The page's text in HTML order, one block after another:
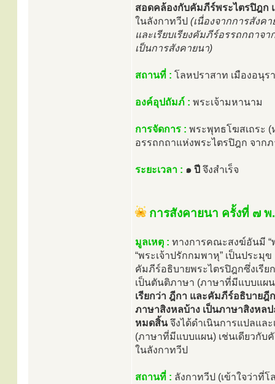
สอดคล้องกับคัมภีร์พระไตรปิฎก
ในลังกาทวีป (เนื่องจากการสังค
และเรียบเรียงคัมภีร์อรรถกถาจ
เป็นการสังคายนา)
สถานที่ : โลหปราสาท เมืองอนุร
องค์อุปถัมภ์ : พระเจ้ามหานาม
การจัดการ : พระพุทธโฆสเถระ (
อรรถกถาแห่งพระไตรปิฎก จาก
ระยะเวลา : ๑ ปี จึงสำเร็จ
การสังคายนา ครั้งที่ ๗
มูลเหตุ : ทางการคณะสงฆ์อันมี “
“พระเจ้าปรักกมพาหุ” เป็นประมุ
คัมภีร์อธิบายพระไตรปิฎกซึ่งเรีย
เป็นตันติภาษา (ภาษาที่มีแบบแผ
เรียกว่า ฎีกา และคัมภีร์อธิบายฎี
ภาษาสิงหลบ้าง เป็นภาษาสิงหล
หมดสิ้นจึงได้ดำเนินการแปลแล
(ภาษาที่มีแบบแผน) เช่นเดียวกับ
ในลังกาทวีป
สถานที่ : ลังกาทวีป (เข้าใจว่าที่